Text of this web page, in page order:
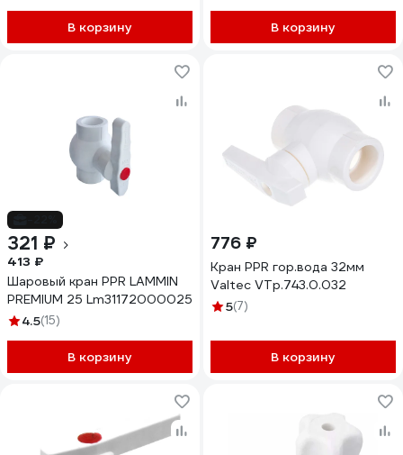
В корзину В корзину
321 ₽
413 ₽
Шаровый кран PPR LAMMIN
PREMIUM 25 Lm31172000025
4.5(15)
В корзину
776 ₽
Кран PPR гор.вода 32мм
Valtec VTp.743.0.032
5(7)
В корзину